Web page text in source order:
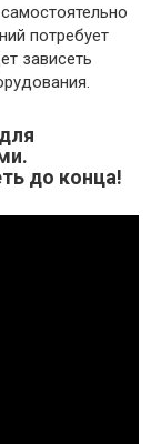
потребует
зависеть
до конца!